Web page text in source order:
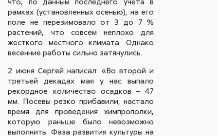
рамках (установленных осенью), на его
поле не перезимовало от 3 до 7 %
растений, что совсем неплохо для
жесткого местного климата. Однако
весенние работы сильно затянулись.
2 июня Сергей написал: «Во второй и
третьей декадах мая у нас выпало
рекордное количество осадков – 47
мм. Посевы резко прибавили, настало
время для проведения химпрополки,
которую раньше было невозможно
выполнить. Фаза развития культуры на